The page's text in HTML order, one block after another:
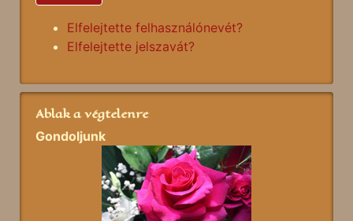
Elfelejtette felhasználónevét?
Elfelejtette jelszavát?
Ablak a végtelenre
Gondoljunk